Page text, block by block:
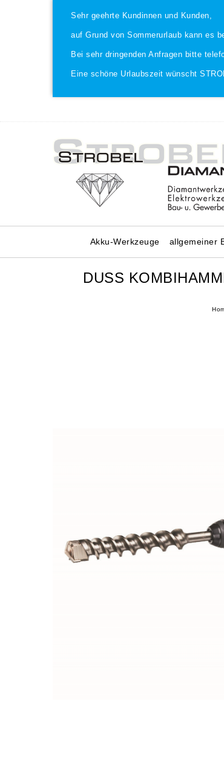
Sehr geehrte Kundinnen und Kunden,
auf Grund von Sommerurlaub kann es
Bei sehr dringenden Anfragen bitte
Eine schöne Urlaubszeit wünscht
Akku-Werkzeuge allgemeiner
DUSS